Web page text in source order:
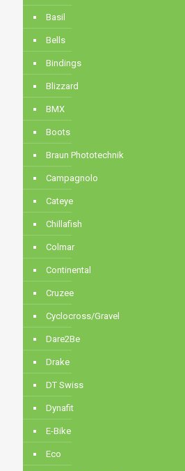
Basil
Bells
Bindings
Blizzard
BMX
Boots
Braun Phototechnik
Campagnolo
Cateye
Chillafish
Colmar
Continental
Cruzee
Cyclocross/Gravel
Dare2Be
Drake
DT Swiss
Dynafit
E-Bike
Eco